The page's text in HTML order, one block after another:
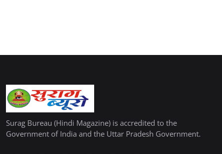
Surag Bureau (Hindi Magazine) is accredited to the
Government of India and the Uttar Pradesh Government.